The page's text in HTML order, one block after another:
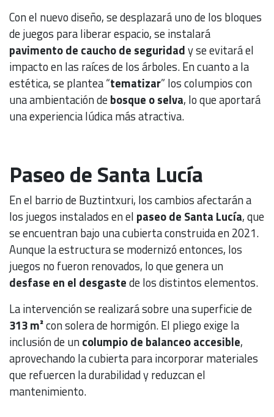
Con el nuevo diseño, se desplazará uno de los bloques
de juegos para liberar espacio, se instalará
pavimento de caucho de seguridady se evitará el
impacto en las raíces de los árboles. En cuanto a la
estética, se plantea “tematizar” los columpios con
una ambientación debosque o selva, lo que aportará
una experiencia lúdica más atractiva.
Paseo de Santa Lucía
En el barrio de Buztintxuri, los cambios afectarán a
los juegos instalados en el paseo de Santa Lucía, que
se encuentran bajo una cubierta construida en 2021.
Aunque la estructura se modernizó entonces, los
juegos no fueron renovados, lo que genera un
desfase en el desgastede los distintos elementos.
La intervención se realizará sobre una superficie de
313 m²con solera de hormigón. El pliego exige la
inclusión de uncolumpio de balanceo accesible,
aprovechando la cubierta para incorporar materiales
que refuercen la durabilidad y reduzcan el
mantenimiento.